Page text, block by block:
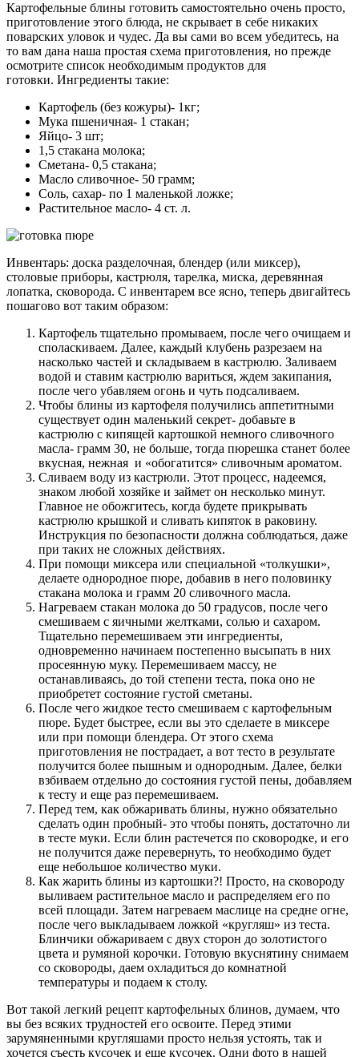
Картофельные блины готовить самостоятельно очень просто,
приготовление этого блюда, не скрывает в себе никаких
поварских уловок и чудес. Да вы сами во всем убедитесь, на
то вам дана наша простая схема приготовления, но прежде
осмотрите список необходимым продуктов для
готовки. Ингредиенты такие:
Картофель (без кожуры)- 1кг;
Мука пшеничная- 1 стакан;
Яйцо- 3 шт;
1,5 стакана молока;
Сметана- 0,5 стакана;
Масло сливочное- 50 грамм;
Соль, сахар- по 1 маленькой ложке;
Растительное масло- 4 ст. л.
Инвентарь: доска разделочная, блендер (или миксер),
столовые приборы, кастрюля, тарелка, миска, деревянная
лопатка, сковорода. С инвентарем все ясно, теперь двигайтесь
пошагово вот таким образом:
Картофель тщательно промываем, после чего очищаем и
споласкиваем. Далее, каждый клубень разрезаем на
насколько частей и складываем в кастрюлю. Заливаем
водой и ставим кастрюлю вариться, ждем закипания,
после чего убавляем огонь и чуть подсаливаем.
Чтобы блины из картофеля получились аппетитными
существует один маленький секрет- добавьте в
кастрюлю с кипящей картошкой немного сливочного
масла- грамм 30, не больше, тогда пюрешка станет более
вкусная, нежная и «обогатится» сливочным ароматом.
Сливаем воду из кастрюли. Этот процесс, надеемся,
знаком любой хозяйке и займет он несколько минут.
Главное не обожгитесь, когда будете прикрывать
кастрюлю крышкой и сливать кипяток в раковину.
Инструкция по безопасности должна соблюдаться, даже
при таких не сложных действиях.
При помощи миксера или специальной «толкушки»,
делаете однородное пюре, добавив в него половинку
стакана молока и грамм 20 сливочного масла.
Нагреваем стакан молока до 50 градусов, после чего
смешиваем с яичными желтками, солью и сахаром.
Тщательно перемешиваем эти ингредиенты,
одновременно начинаем постепенно высыпать в них
просеянную муку. Перемешиваем массу, не
останавливаясь, до той степени теста, пока оно не
приобретет состояние густой сметаны.
После чего жидкое тесто смешиваем с картофельным
пюре. Будет быстрее, если вы это сделаете в миксере
или при помощи блендера. От этого схема
приготовления не пострадает, а вот тесто в результате
получится более пышным и однородным. Далее, белки
взбиваем отдельно до состояния густой пены, добавляем
к тесту и еще раз перемешиваем.
Перед тем, как обжаривать блины, нужно обязательно
сделать один пробный- это чтобы понять, достаточно ли
в тесте муки. Если блин растечется по сковородке, и его
не получится даже перевернуть, то необходимо будет
еще небольшое количество муки.
Как жарить блины из картошки?! Просто, на сковороду
выливаем растительное масло и распределяем его по
всей площади. Затем нагреваем маслице на средне огне,
после чего выкладываем ложкой «кругляш» из теста.
Блинчики обжариваем с двух сторон до золотистого
цвета и румяной корочки. Готовую вкуснятину снимаем
со сковороды, даем охладиться до комнатной
температуры и подаем к столу.
Вот такой легкий рецепт картофельных блинов, думаем, что
вы без всяких трудностей его освоите. Перед этими
зарумяненными кругляшами просто нельзя устоять, так и
хочется съесть кусочек и еще кусочек. Одни фото в нашей